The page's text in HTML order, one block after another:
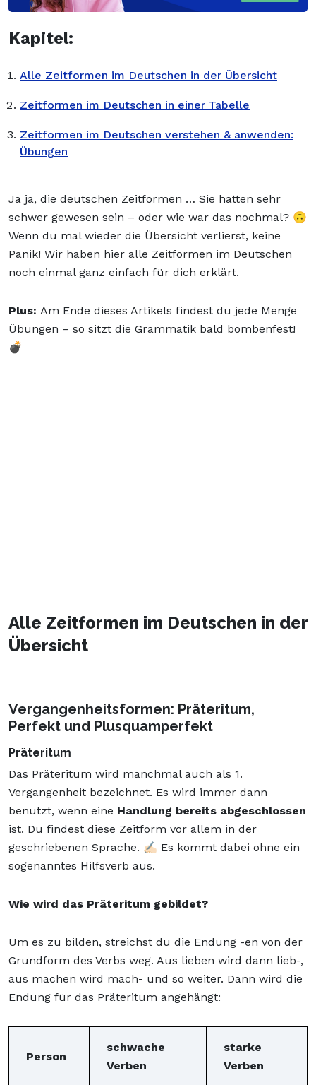
Kapitel:
Alle Zeitformen im Deutschen in der Übersicht
Zeitformen im Deutschen in einer Tabelle
Zeitformen im Deutschen verstehen & anwenden:
Übungen
Ja ja, die deutschen Zeitformen … Sie hatten sehr
schwer gewesen sein – oder wie war das nochmal? 🙃
Wenn du mal wieder die Übersicht verlierst, keine
Panik! Wir haben hier alle Zeitformen im Deutschen
noch einmal ganz einfach für dich erklärt.
Plus: Am Ende dieses Artikels findest du jede Menge
Übungen – so sitzt die Grammatik bald bombenfest!
💣
Alle Zeitformen im Deutschen in der
Übersicht
Vergangenheitsformen: Präteritum,
Perfekt und Plusquamperfekt
Präteritum
Das Präteritum wird manchmal auch als 1.
Vergangenheit bezeichnet. Es wird immer dann
benutzt, wenn eine Handlung bereits abgeschlossen
ist. Du findest diese Zeitform vor allem in der
geschriebenen Sprache. ✍🏻 Es kommt dabei ohne ein
sogenanntes Hilfsverb aus.
Wie wird das Präteritum gebildet?
Um es zu bilden, streichst du die Endung -en von der
Grundform des Verbs weg. Aus lieben wird dann lieb-,
aus machen wird mach- und so weiter. Dann wird die
Endung für das Präteritum angehängt:
Person
schwache
Verben
starke
Verben